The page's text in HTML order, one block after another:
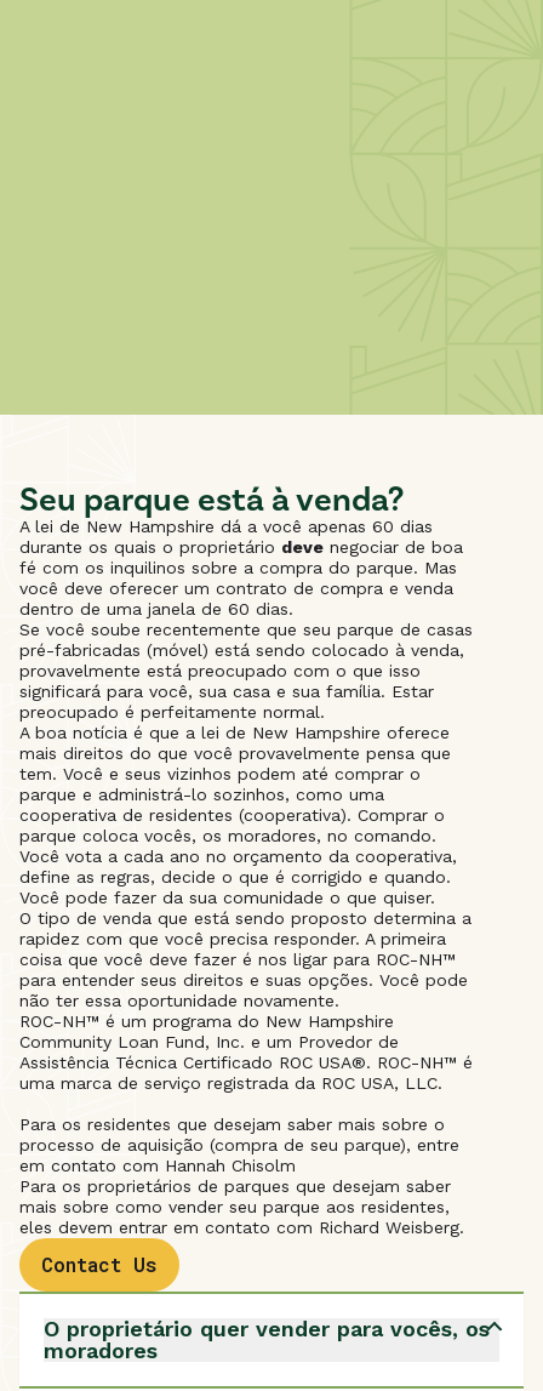
Seu parque está à venda?
A lei de New Hampshire dá a você apenas 60 dias
durante os quais o proprietário deve negociar de boa
fé com os inquilinos sobre a compra do parque. Mas
você deve oferecer um contrato de compra e venda
dentro de uma janela de 60 dias.
Se você soube recentemente que seu parque de casas
pré-fabricadas (móvel) está sendo colocado à venda,
provavelmente está preocupado com o que isso
significará para você, sua casa e sua família. Estar
preocupado é perfeitamente normal.
A boa notícia é que a lei de New Hampshire oferece
mais direitos do que você provavelmente pensa que
tem. Você e seus vizinhos podem até comprar o
parque e administrá-lo sozinhos, como uma
cooperativa de residentes (cooperativa). Comprar o
parque coloca vocês, os moradores, no comando.
Você vota a cada ano no orçamento da cooperativa,
define as regras, decide o que é corrigido e quando.
Você pode fazer da sua comunidade o que quiser.
O tipo de venda que está sendo proposto determina a
rapidez com que você precisa responder. A primeira
coisa que você deve fazer é nos ligar para ROC-NH™
para entender seus direitos e suas opções. Você pode
não ter essa oportunidade novamente.
ROC-NH™ é um programa do New Hampshire
Community Loan Fund, Inc. e um Provedor de
Assistência Técnica Certificado ROC USA®. ROC-NH™ é
uma marca de serviço registrada da ROC USA, LLC.
Para os residentes que desejam saber mais sobre o
processo de aquisição (compra de seu parque), entre
em contato com Hannah Chisolm
Para os proprietários de parques que desejam saber
mais sobre como vender seu parque aos residentes,
eles devem entrar em contato com Richard Weisberg.
Contact Us
O proprietário quer vender para vocês, os
moradores